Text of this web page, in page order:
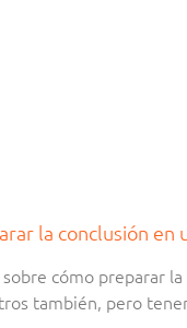
la conclusión en
sobre cómo preparar
también, pero